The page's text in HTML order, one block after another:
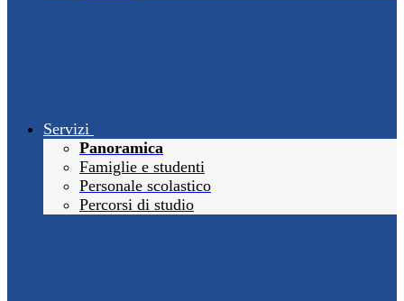
Servizi
Panoramica
Famiglie e studenti
Personale scolastico
Percorsi di studio